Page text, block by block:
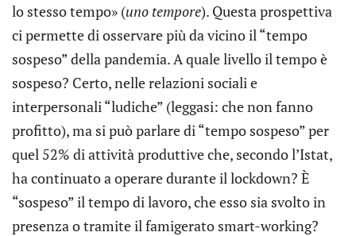
lo stesso tempo» (uno tempore). Questa prospettiva
ci permette di osservare più da vicino il “tempo
sospeso” della pandemia. A quale livello il tempo è
sospeso? Certo, nelle relazioni sociali e
interpersonali “ludiche” (leggasi: che non fanno
profitto), ma si può parlare di “tempo sospeso” per
quel 52% di attività produttive che, secondo l’Istat,
ha continuato a operare durante il lockdown? È
“sospeso” il tempo di lavoro, che esso sia svolto in
presenza o tramite il famigerato smart-working?